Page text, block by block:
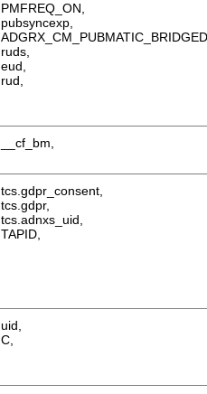
PMFREQ_ON,
pubsyncexp,
ruds,
eud,
rud,
__cf_bm,
tcs.gdpr_consent,
tcs.gdpr,
tcs.adnxs_uid,
TAPID,
uid,
C,